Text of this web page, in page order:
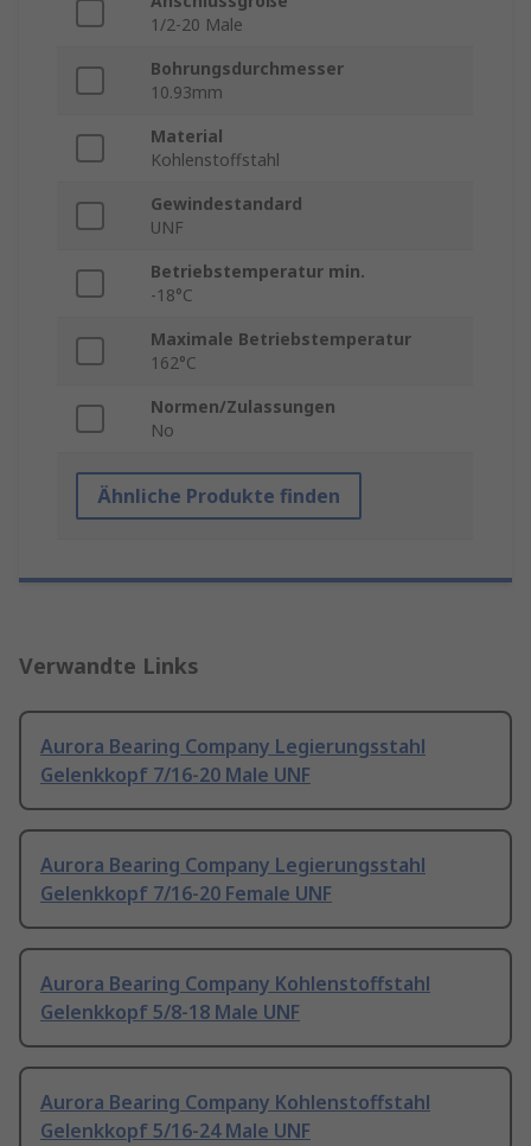
1/2-20 Male
Bohrungsdurchmesser
10.93mm
Material
Kohlenstoffstahl
Gewindestandard
UNF
Betriebstemperatur min.
-18°C
Maximale Betriebstemperatur
162°C
Normen/Zulassungen
No
Ähnliche Produkte finden
Verwandte Links
Aurora Bearing Company Legierungsstahl
Gelenkkopf 7/16-20 Male UNF
Aurora Bearing Company Legierungsstahl
Gelenkkopf 7/16-20 Female UNF
Aurora Bearing Company Kohlenstoffstahl
Gelenkkopf 5/8-18 Male UNF
Aurora Bearing Company Kohlenstoffstahl
Gelenkkopf 5/16-24 Male UNF